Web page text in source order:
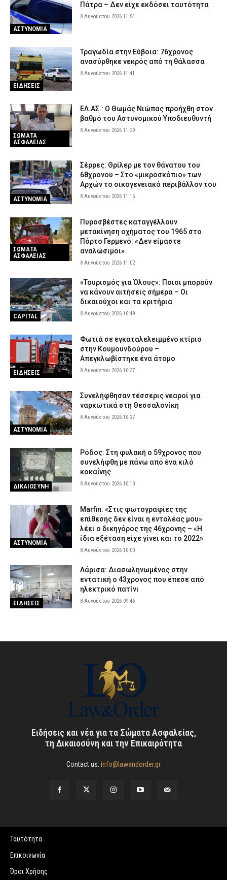
ΑΣΤΥΝΟΜΙΑ
Πάτρα – Δεν είχε εκδόσει ταυτότητα
8 Αυγούστου 2026 11:54
ΕΙΔΗΣΕΙΣ
Τραγωδία στην Εύβοια: 76χρονος
ανασύρθηκε νεκρός από τη θάλασσα
8 Αυγούστου 2026 11:41
ΣΩΜΑΤΑ
ΑΣΦΑΛΕΙΑΣ
ΕΛ.ΑΣ.: Ο Θωμάς Νιώπας προήχθη στον
βαθμό του Αστυνομικού Υποδιευθυντή
8 Αυγούστου 2026 11:29
ΑΣΤΥΝΟΜΙΑ
Σέρρες: Θρίλερ με τον θάνατου του
68χρονου – Στο «μικροσκόπιο» των
Αρχών το οικογενειακό περιβάλλον του
8 Αυγούστου 2026 11:16
ΣΩΜΑΤΑ
ΑΣΦΑΛΕΙΑΣ
Πυροσβέστες καταγγέλλουν
μετακίνηση οχήματος του 1965 στο
Πόρτο Γερμενό: «Δεν είμαστε
αναλώσιμοι»
8 Αυγούστου 2026 11:02
CAPITAL
«Τουρισμός για Όλους»: Ποιοι μπορούν
να κάνουν αιτήσεις σήμερα – Οι
δικαιούχοι και τα κριτήρια
8 Αυγούστου 2026 10:49
ΕΙΔΗΣΕΙΣ
Φωτιά σε εγκαταλελειμμένο κτίριο
στην Κουμουνδούρου –
Απεγκλωβίστηκε ένα άτομο
8 Αυγούστου 2026 10:37
ΑΣΤΥΝΟΜΙΑ
Συνελήφθησαν τέσσερις νεαροί για
ναρκωτικά στη Θεσσαλονίκη
8 Αυγούστου 2026 10:27
ΔΙΚΑΙΟΣΥΝΗ
Ρόδος: Στη φυλακή ο 59χρονος που
συνελήφθη με πάνω από ένα κιλό
κοκαΐνης
8 Αυγούστου 2026 10:13
ΑΣΤΥΝΟΜΙΑ
Marfin: «Στις φωτογραφίες της
επίθεσης δεν είναι η εντολέας μου»
λέει ο δικηγόρος της 46χρονης – «Η
ίδια εξέταση είχε γίνει και το 2022»
8 Αυγούστου 2026 10:00
ΕΙΔΗΣΕΙΣ
Λάρισα: Διασωληνωμένος στην
εντατική ο 43χρονος που έπεσε από
ηλεκτρικό πατίνι
8 Αυγούστου 2026 09:46
Ειδήσεις και νέα για τα Σώματα Ασφαλείας,
τη Δικαιοσύνη και την Επικαιρότητα
Contact us: info@lawandorder.gr
Ταυτότητα
Επικοινωνία
Όροι Χρήσης